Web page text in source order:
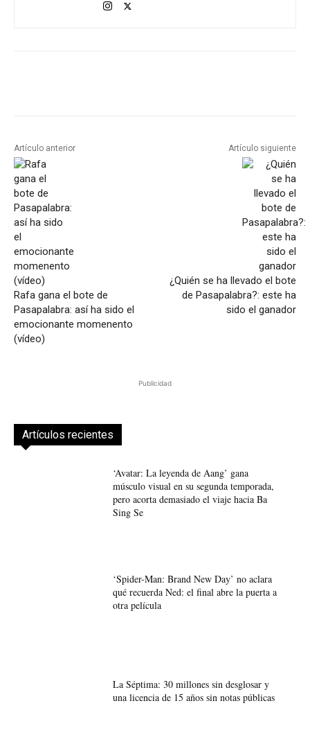
Artículo anterior
Rafa gana el bote de
Pasapalabra: así ha sido el
emocionante momenento
(vídeo)
Artículo siguiente
¿Quién se ha llevado el bote
de Pasapalabra?: este ha
sido el ganador
Publicidad
Artículos recientes
‘Avatar: La leyenda de Aang’ gana
músculo visual en su segunda temporada,
pero acorta demasiado el viaje hacia Ba
Sing Se
‘Spider-Man: Brand New Day’ no aclara
qué recuerda Ned: el final abre la puerta a
otra película
La Séptima: 30 millones sin desglosar y
una licencia de 15 años sin notas públicas